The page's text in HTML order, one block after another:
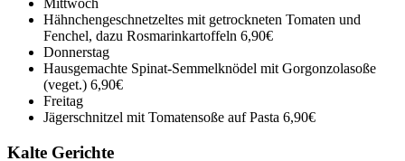
Mittwoch
Hähnchengeschnetzeltes mit getrockneten Tomaten und
Fenchel, dazu Rosmarinkartoffeln 6,90€
Donnerstag
Hausgemachte Spinat-Semmelknödel mit Gorgonzolasoße
(veget.) 6,90€
Freitag
Jägerschnitzel mit Tomatensoße auf Pasta 6,90€
Kalte Gerichte